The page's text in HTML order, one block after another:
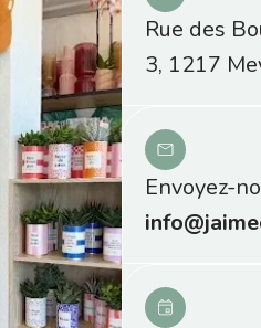
Rue des
3, 1217
Envoyez-